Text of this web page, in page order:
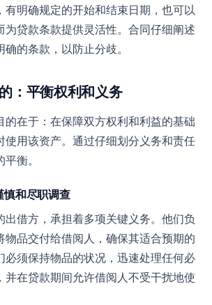
有明确规定的开始和结束日期，也可以
为贷款条款提供灵活性。合同仔细阐述
的条款，以防止分歧。
：平衡权利和义务
的在于：在保障双方权利和利益的基础
使用该资产。通过仔细划分义务和责任
衡。
慎和尽职调查
出借方，承担着多项关键义务。他们负
物品交付给借阅人，确保其适合预期的
必须保持物品的状况，迅速处理任何必
并在贷款期间允许借阅人不受干扰地使